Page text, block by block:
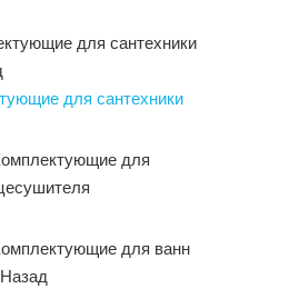
для сантехники
для сантехники
для
для ванн
Назад